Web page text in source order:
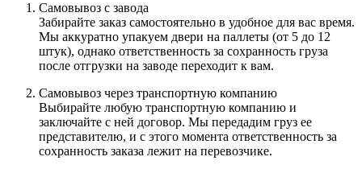
Самовывоз с завода
Забирайте заказ самостоятельно в удобное для вас время.
Мы аккуратно упакуем двери на паллеты (от 5 до 12
штук), однако ответственность за сохранность груза
после отгрузки на заводе переходит к вам.
Самовывоз через транспортную компанию
Выбирайте любую транспортную компанию и
заключайте с ней договор. Мы передадим груз ее
представителю, и с этого момента ответственность за
сохранность заказа лежит на перевозчике.